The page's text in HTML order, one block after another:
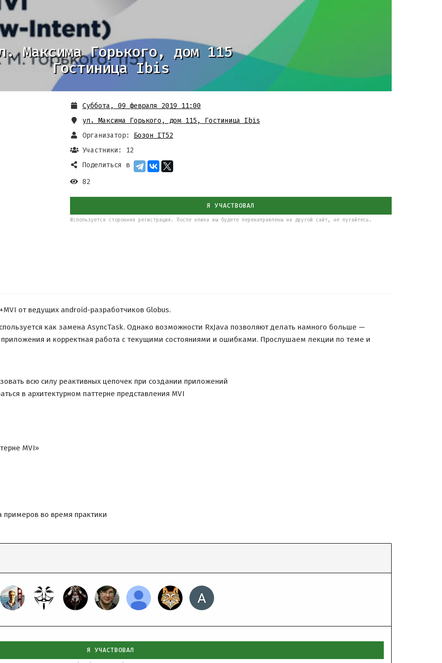
Максима Горького, дом 115
Гостиница Ibis
Суббота, 09 февраля 2019 11:00
ул. Максима Горького, дом 115 , Гостиница Ibis
Организатор:
Бозон IT52
Участники: 12
Поделиться в
82
Я УЧАСТВОВАЛ
Используется сторонняя регистрация. После клика вы будете перенаправлены на другой сайт, не пугайтесь.
от ведущих android-разработчиков Globus.
как замена AsyncTask. Однако возможности RxJava позволяют делать намного больше —
и корректная работа с текущими состояниями и ошибками. Прослушаем лекции по теме и
всю силу реактивных цепочек при создании приложений
в архитектурном паттерне представления MVI
MVI»
примеров во время практики
Я УЧАСТВОВАЛ